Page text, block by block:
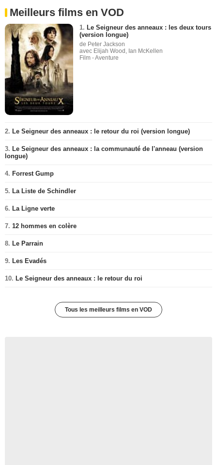
Meilleurs films en VOD
1. Le Seigneur des anneaux : les deux tours
(version longue)
de Peter Jackson
avec Elijah Wood, Ian McKellen
Film - Aventure
2. Le Seigneur des anneaux : le retour du roi (version longue)
3. Le Seigneur des anneaux : la communauté de l'anneau (version
longue)
4. Forrest Gump
5. La Liste de Schindler
6. La Ligne verte
7. 12 hommes en colère
8. Le Parrain
9. Les Evadés
10. Le Seigneur des anneaux : le retour du roi
Tous les meilleurs films en VOD